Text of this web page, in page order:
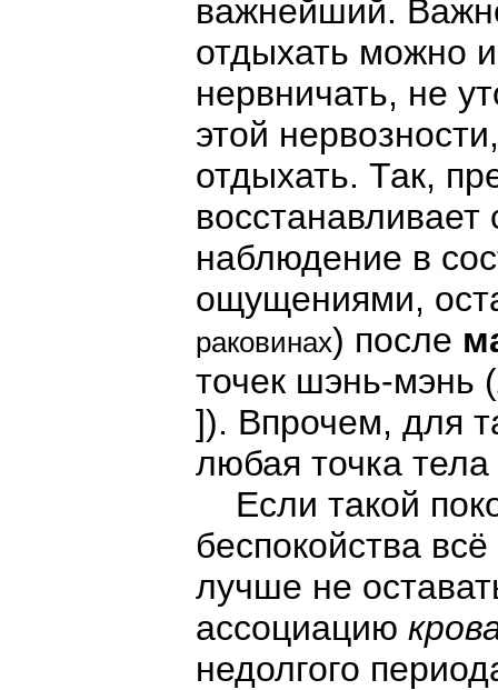
важнейший.
отдыхать можно
нервничать, не
этой
отдыхать. Так,
наблюдение в
ощущениями,
раковинах) после
точек шэнь-мэнь (
]). Впрочем, для
любая точка
Если такой
беспокойства
лучше не
ассоциацию
недолгого